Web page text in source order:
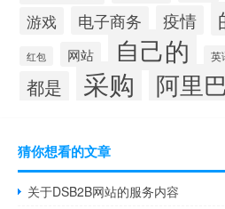
游戏 电子商务 疫情
红包 网站 自己的 英
都是 采购 阿里
猜你想看的文章
关于DSB2B网站的服务内容